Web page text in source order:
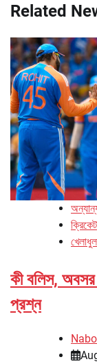
Related
ক্রিকেট
কী বলিস, অবসর
প্রশ্ন